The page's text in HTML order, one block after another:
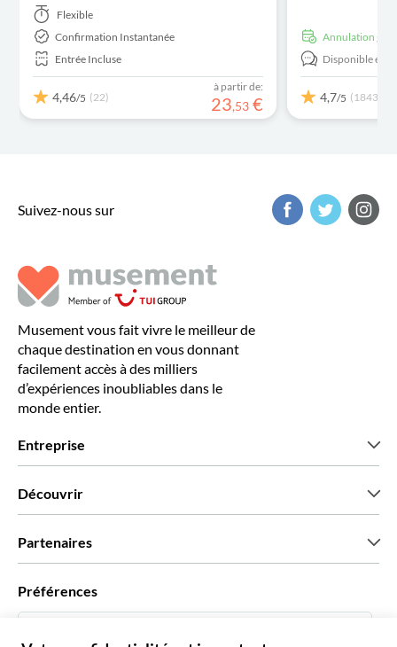
Flexible
Confirmation Instantanée
Entrée Incluse
4,46/5 (22)
à partir de:
23,53 €
Annulation
Disponible en:
4,7/5 (1843)
Suivez-nous sur
Musement vous fait vivre le meilleur de
chaque destination en vous donnant
facilement accès à des milliers
d’expériences inoubliables dans le
monde entier.
Entreprise
Découvrir
Partenaires
Préférences
Français